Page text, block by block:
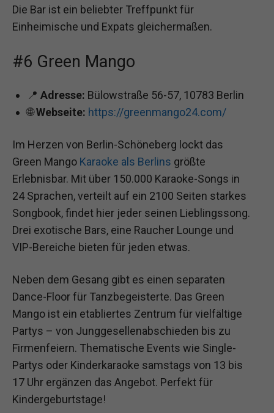
Die Bar ist ein beliebter Treffpunkt für
Einheimische und Expats gleichermaßen.
#6 Green Mango
📍 Adresse: Bülowstraße 56-57, 10783 Berlin
🌐Webseite: https://greenmango24.com/
Im Herzen von Berlin-Schöneberg lockt das
Green Mango Karaoke als Berlins größte
Erlebnisbar. Mit über 150.000 Karaoke-Songs in
24 Sprachen, verteilt auf ein 2100 Seiten starkes
Songbook, findet hier jeder seinen Lieblingssong.
Drei exotische Bars, eine Raucher Lounge und
VIP-Bereiche bieten für jeden etwas.
Neben dem Gesang gibt es einen separaten
Dance-Floor für Tanzbegeisterte. Das Green
Mango ist ein etabliertes Zentrum für vielfältige
Partys – von Junggesellenabschieden bis zu
Firmenfeiern. Thematische Events wie Single-
Partys oder Kinderkaraoke samstags von 13 bis
17 Uhr ergänzen das Angebot. Perfekt für
Kindergeburtstage!